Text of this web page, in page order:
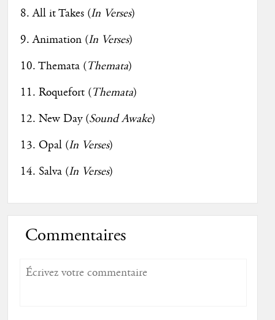
8. All it Takes (In Verses)
9. Animation (In Verses)
10. Themata (Themata)
11. Roquefort (Themata)
12. New Day (Sound Awake)
13. Opal (In Verses)
14. Salva (In Verses)
Commentaires